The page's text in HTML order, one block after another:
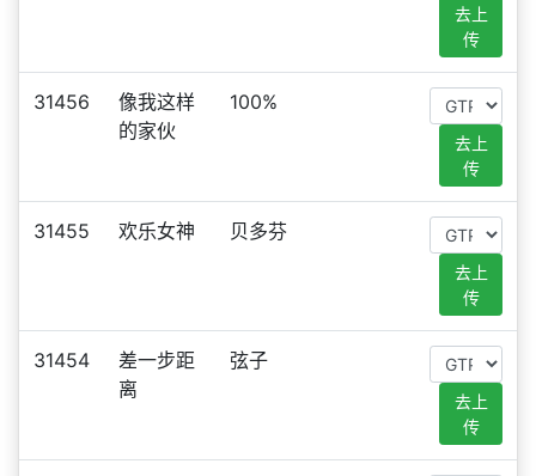
去上
传
31456
像我这样
的家伙
100%
去上
传
31455 欢乐女神 贝多芬
去上
传
31454
差一步距
离
弦子
去上
传